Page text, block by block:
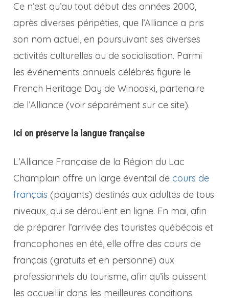
Ce n’est qu’au tout début des années 2000,
après diverses péripéties, que l’Alliance a pris
son nom actuel, en poursuivant ses diverses
activités culturelles ou de socialisation. Parmi
les événements annuels célébrés figure le
French Heritage Day de Winooski, partenaire
de l’Alliance (voir séparément sur ce site).
Ici on préserve la langue française
L’Alliance Française de la Région du Lac
Champlain offre un large éventail de cours de
français (payants) destinés aux adultes de tous
niveaux, qui se déroulent en ligne. En mai, afin
de préparer l’arrivée des touristes québécois et
francophones en été, elle offre des cours de
français (gratuits et en personne) aux
professionnels du tourisme, afin qu’ils puissent
les accueillir dans les meilleures conditions.